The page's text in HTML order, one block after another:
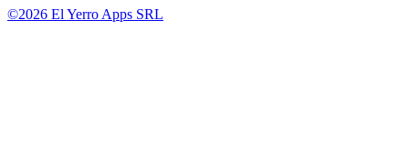
©2026 El Yerro Apps SRL